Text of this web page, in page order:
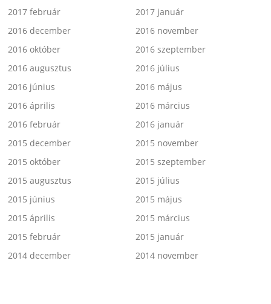
2017 február
2017 január
2016 december
2016 november
2016 október
2016 szeptember
2016 augusztus
2016 július
2016 június
2016 május
2016 április
2016 március
2016 február
2016 január
2015 december
2015 november
2015 október
2015 szeptember
2015 augusztus
2015 július
2015 június
2015 május
2015 április
2015 március
2015 február
2015 január
2014 december
2014 november